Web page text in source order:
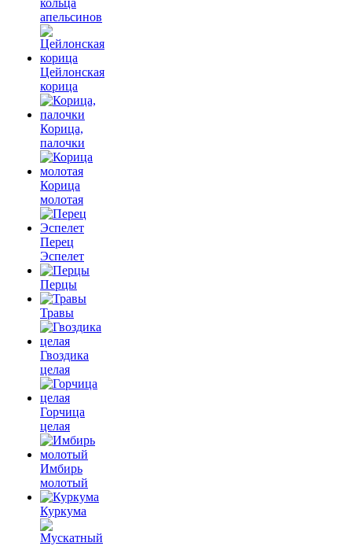
кольца
апельсинов
Цейлонская
корица
Корица,
палочки
Корица
молотая
Перец
Эспелет
Перцы
Травы
Гвоздика
целая
Горчица
целая
Имбирь
молотый
Куркума